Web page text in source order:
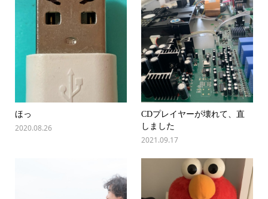
ほっ
2020.08.26
CDプレイヤーが壊れて、直
しました
2021.09.17